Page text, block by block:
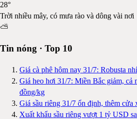
28°
Trời nhiều mây, có mưa rào và dông vài nơi
⛅
Tin nóng · Top 10
Giá cà phê hôm nay 31/7: Robusta
Giá heo hơi 31/7: Miền Bắc giảm, cả
đồng/kg
Giá sầu riêng 31/7 ổn định, thêm
Xuất khẩu sầu riêng vượt 1 tỷ USD